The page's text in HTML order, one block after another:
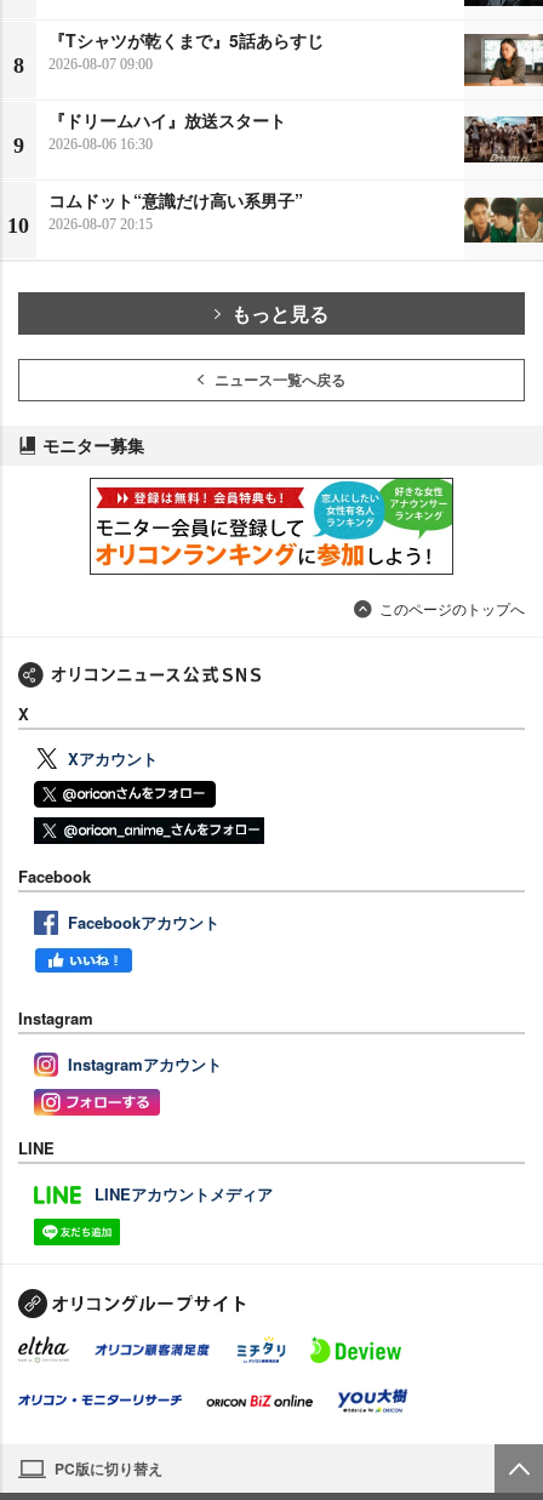
8
『Tシャツが乾くまで』5話あらすじ
2026-08-07 09:00
9
『ドリームハイ』放送スタート
2026-08-06 16:30
10
コムドット“意識だけ高い系男子”
2026-08-07 20:15
もっと見る
ニュース一覧へ戻る
モニター募集
このページのトップへ
X
Xアカウント
Facebook
Facebookアカウント
Instagram
Instagramアカウント
LINE
LINEアカウントメディア
PC版に切り替え